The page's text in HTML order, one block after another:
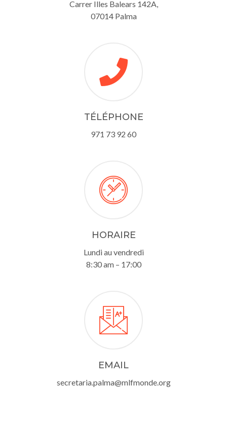
Carrer Illes Balears 142A,
07014 Palma
TÉLÉPHONE
971 73 92 60
HORAIRE
Lundi au vendredi
8:30 am – 17:00
EMAIL
secretaria.palma@mlfmonde.org